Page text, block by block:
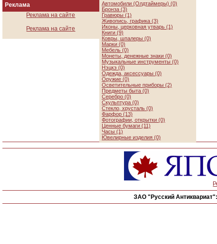
Реклама
Реклама на сайте
Реклама на сайте
Автомобили (Олдтаймеры) (0)
Бронза (3)
Гравюры (1)
Живопись, графика (3)
Иконы, церковная утварь (1)
Книги (9)
Ковры, шпалеры (0)
Марки (0)
Мебель (0)
Монеты, денежные знаки (0)
Музыкальные инструменты (0)
Нэцкэ (0)
Одежда, аксессуары (0)
Оружие (0)
Осветительные приборы (2)
Предметы быта (0)
Серебро (0)
Скульптура (0)
Стекло, хрусталь (0)
Фарфор (13)
Фотографии, открытки (0)
Ценные бумаги (11)
Часы (1)
Ювелирные изделия (0)
ЗАО "Русский Антиквариат":